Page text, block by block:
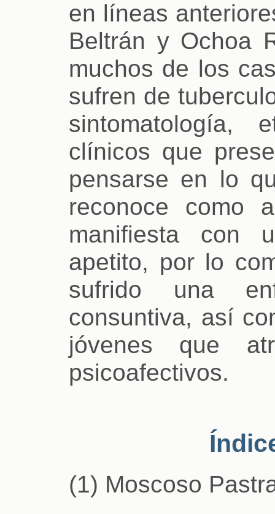
en líneas
Beltrán y Ochoa
muchos de los
sufren de
sintomatología,
clínicos que
pensarse en lo
reconoce como
manifiesta con
apetito, por lo
sufrido una
consuntiva, así
jóvenes que
psicoafectivos.
(1) Moscoso